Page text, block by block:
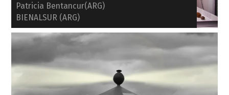
Patricia Bentancur(ARG)
BIENALSUR (ARG)